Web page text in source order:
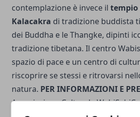
contemplazione è invece il
Kalacakra di tradizione buddista
dei Buddha e le Thangke, dipinti
tradizione tibetana. Il centro
spazio di pace e un centro di
riscoprire se stessi e ritrovarsi
natura. PER INFORMAZIONI E
Associazione Culturale